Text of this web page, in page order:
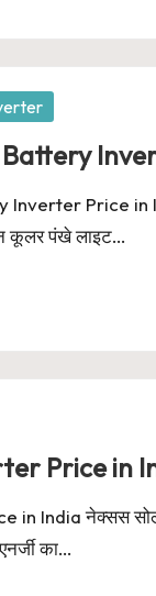
Battery
Price in
कूलर पंखे लाइट…
Price in
India नेक्सस सोलर
का…